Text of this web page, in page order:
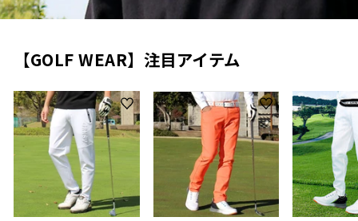
【GOLF WEAR】注目アイテム